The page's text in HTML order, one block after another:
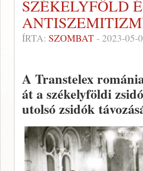
SZÉKELYFÖLD
ÍRTA: SZOMBAT - 2023-05-
A Transtelex
át a székelyföldi
utolsó zsidók